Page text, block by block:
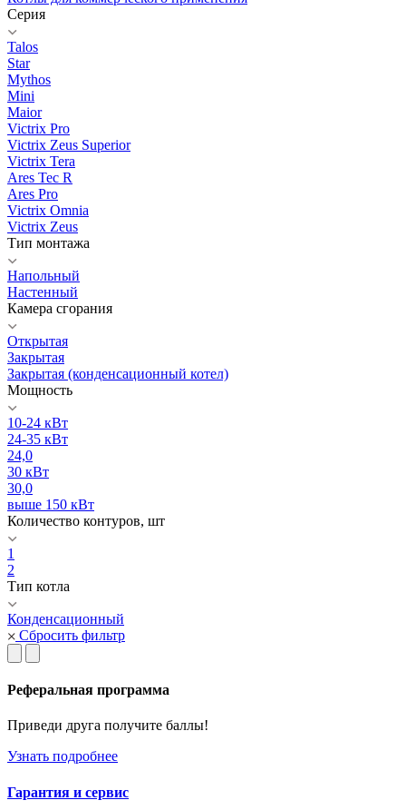
Серия
Talos
Star
Mythos
Mini
Maior
Victrix Pro
Victrix Zeus Superior
Victrix Tera
Ares Tec R
Ares Pro
Victrix Omnia
Victrix Zeus
Тип монтажа
Напольный
Настенный
Камера сгорания
Открытая
Закрытая
Закрытая (конденсационный котел)
Мощность
10-24 кВт
24-35 кВт
24,0
30 кВт
30,0
выше 150 кВт
Количество контуров, шт
1
2
Тип котла
Конденсационный
Сбросить фильтр
Реферальная программа
Приведи друга получите баллы!
Узнать подробнее
Гарантия и сервис